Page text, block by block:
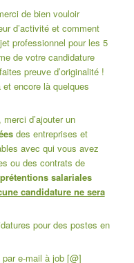
de bien vouloir
d’activité et comment
professionnel pour les 5
de votre candidature
preuve d’originalité !
et encore làquelques
d’ajouter un
des entreprises et
avec qui vous avez
ou des contrats de
prétentions salariales
candidature ne sera
pour des postes en
e-mail à job [@]